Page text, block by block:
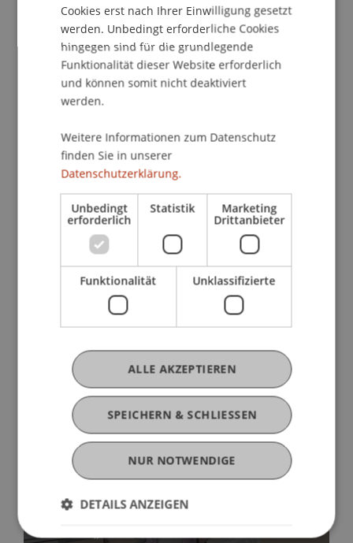
Mehr News
Sicher und bewusst im digitalen
Raum: Kinder-Uni vermittelt
Cybersicherheit spielerisch
25. Juni 2026
Gesellschaft
Transfer Universität Verantwortung
Wenn der Bohrhammer mitdenkt: Ein
echtes „UNIcorn“ als Dissertation
Cookies erst nach Ihrer Einwilligung gesetzt
werden. Unbedingt erforderliche Cookies
hingegen sind für die grundlegende
Funktionalität dieser Website erforderlich
und können somit nicht deaktiviert
werden.
Weitere Informationen zum Datenschutz
finden Sie in unserer
Datenschutzerklärung.
Unbedingt
erforderlich
Statistik Marketing
Drittanbieter
Funktionalität Unklassifizierte
SPEICHERN & SCHLIESSEN
ALLE AKZEPTIEREN
NUR NOTWENDIGE
DETAILS ANZEIGEN